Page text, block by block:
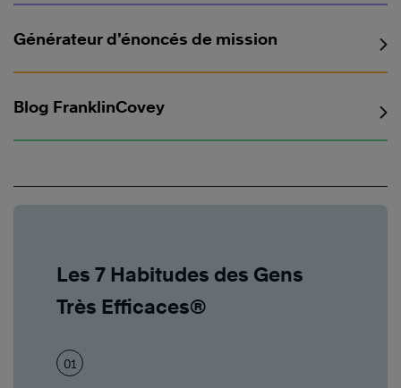
Générateur d’énoncés de mission
Blog FranklinCovey
Les 7 Habitudes des Gens
Très Efficaces®
01